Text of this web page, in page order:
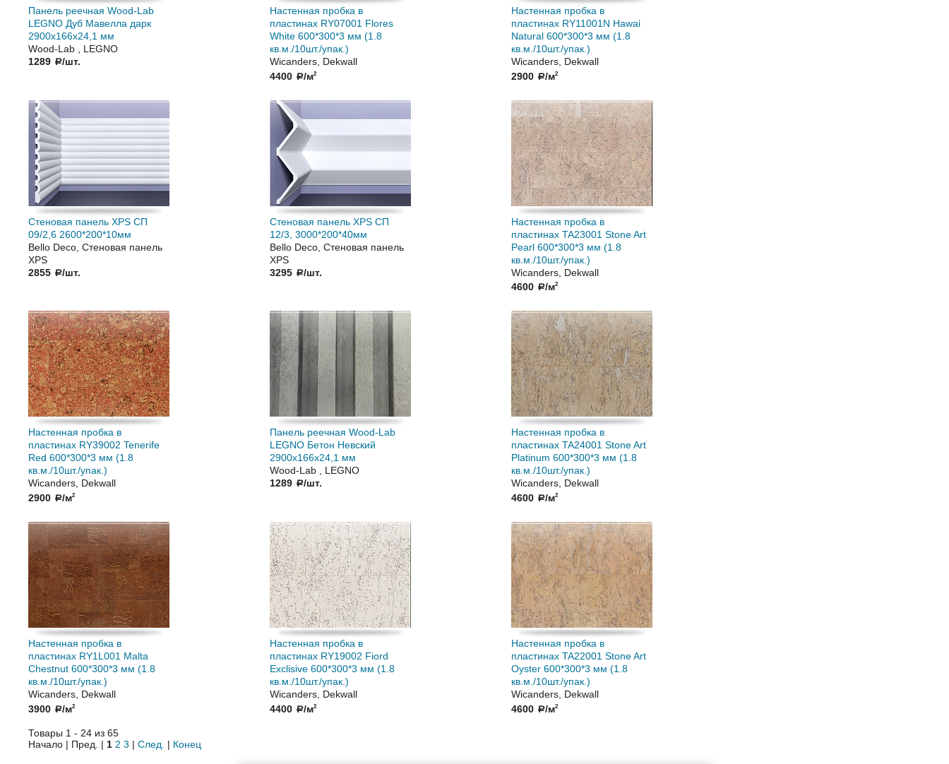
Панель реечная Wood-Lab
LEGNO Дуб Мавелла дарк
2900х166х24,1 мм
Wood-Lab , LEGNO
1289 a/шт.
Настенная пробка в
пластинах RY07001 Flores
White 600*300*3 мм (1.8
кв.м./10шт./упак.)
Wicanders, Dekwall
4400 a/м2
Настенная пробка в
пластинах RY11001N Hawai
Natural 600*300*3 мм (1.8
кв.м./10шт./упак.)
Wicanders, Dekwall
2900 a/м2
Стеновая панель XPS СП
09/2,6 2600*200*10мм
Bello Deco, Стеновая панель
XPS
2855 a/шт.
Стеновая панель XPS СП
12/3, 3000*200*40мм
Bello Deco, Стеновая панель
XPS
3295 a/шт.
Настенная пробка в
пластинах TA23001 Stone Art
Pearl 600*300*3 мм (1.8
кв.м./10шт./упак.)
Wicanders, Dekwall
4600 a/м2
Настенная пробка в
пластинах RY39002 Tenerife
Red 600*300*3 мм (1.8
кв.м./10шт./упак.)
Wicanders, Dekwall
2900 a/м2
Панель реечная Wood-Lab
LEGNO Бетон Невский
2900х166х24,1 мм
Wood-Lab , LEGNO
1289 a/шт.
Настенная пробка в
пластинах TA24001 Stone Art
Platinum 600*300*3 мм (1.8
кв.м./10шт./упак.)
Wicanders, Dekwall
4600 a/м2
Настенная пробка в
пластинах RY1L001 Malta
Chestnut 600*300*3 мм (1.8
кв.м./10шт./упак.)
Wicanders, Dekwall
3900 a/м2
Настенная пробка в
пластинах RY19002 Fiord
Exclisive 600*300*3 мм (1.8
кв.м./10шт./упак.)
Wicanders, Dekwall
4400 a/м2
Настенная пробка в
пластинах TA22001 Stone Art
Oyster 600*300*3 мм (1.8
кв.м./10шт./упак.)
Wicanders, Dekwall
4600 a/м2
Товары 1 - 24 из 65
Начало | Пред. | 1 2 3 | След. | Конец